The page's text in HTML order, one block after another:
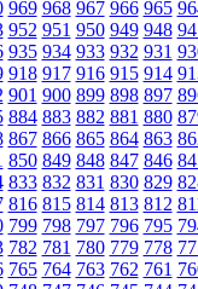
969 968 967 966 965
952 951 950 949 948
935 934 933 932 931
918 917 916 915 914
901 900 899 898 897
884 883 882 881 880
867 866 865 864 863
850 849 848 847 846
833 832 831 830 829
816 815 814 813 812
799 798 797 796 795
782 781 780 779 778
765 764 763 762 761